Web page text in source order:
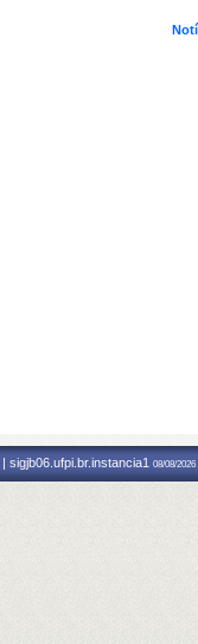
sigjb06.ufpi.br.instancia1 08/08/2026